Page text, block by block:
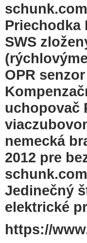
Priechodka
SWS
OPR
uchopovač
nemecká
2012 pre
Jedinečný
elektrické
https://